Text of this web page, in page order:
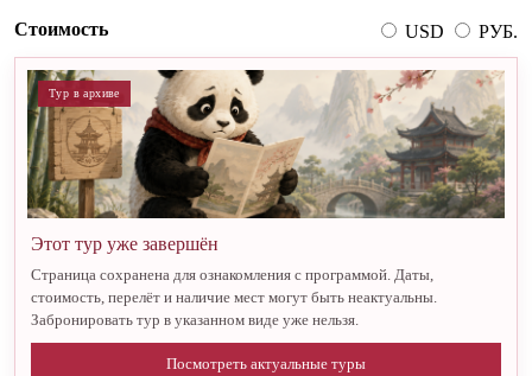
Стоимость
USD РУБ.
Тур в архиве
Этот тур уже завершён
Страница сохранена для ознакомления с программой. Даты,
стоимость, перелёт и наличие мест могут быть неактуальны.
Забронировать тур в указанном виде уже нельзя.
Посмотреть актуальные туры